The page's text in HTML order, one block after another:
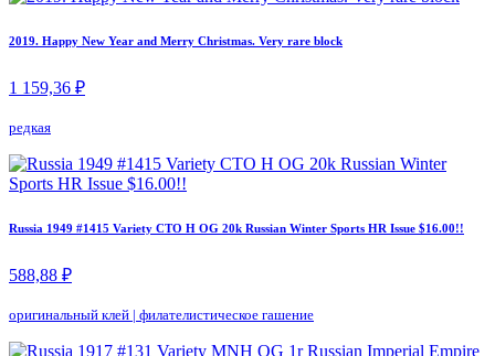
2019. Happy New Year and Merry Christmas. Very rare block
1 159,36 ₽
редкая
Russia 1949 #1415 Variety CTO H OG 20k Russian Winter Sports HR Issue $16.00!!
588,88 ₽
оригинальный клей | филателистическое гашение